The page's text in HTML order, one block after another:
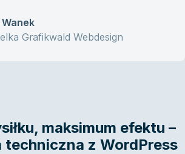
Wanek
Grafikwald Webdesign
maksimum efektu –
z WordPress